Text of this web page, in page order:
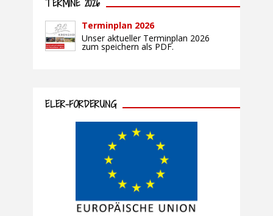
TERMINE 2026
Terminplan 2026
Unser aktueller Terminplan 2026
zum speichern als PDF.
ELER-FÖRDERUNG